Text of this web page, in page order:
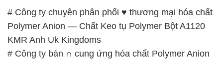
# Công ty chuyên phân phối ♥ thương mại hóa chất
Polymer Anion — Chất Keo tụ Polymer Bột A1120
KMR Anh Uk Kingdoms
# Công ty bán ∩ cung ứng hóa chất Polymer Anion